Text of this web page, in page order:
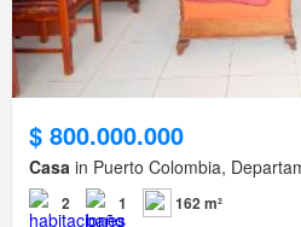
$ 800.000.000
Casa in Puerto Colombia,
2 1 162 m²